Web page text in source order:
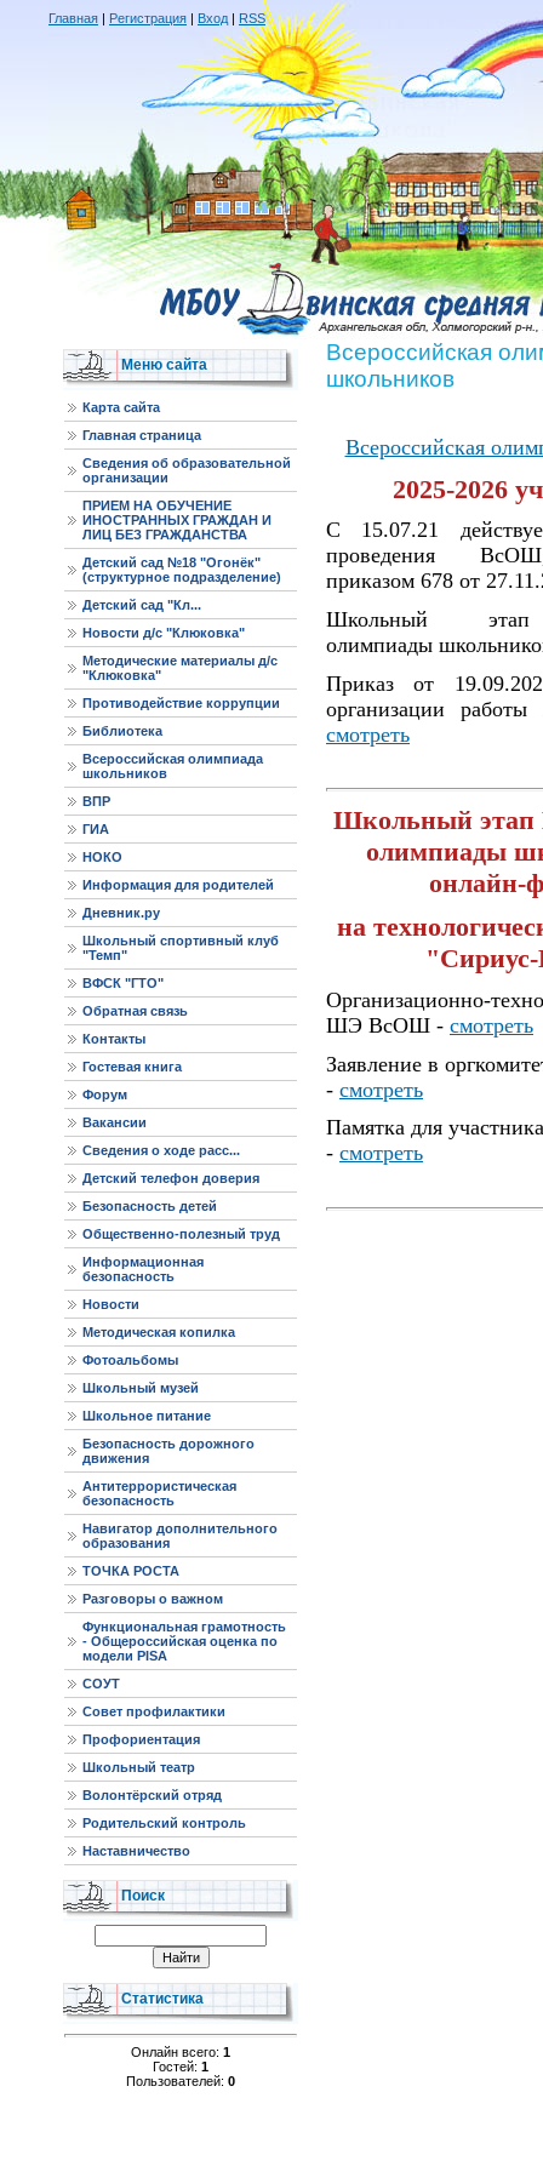
Главная | Регистрация | Вход | RSS
Меню сайта
Карта сайта
Главная страница
Сведения об образовательной
организации
ПРИЕМ НА ОБУЧЕНИЕ
ИНОСТРАННЫХ ГРАЖДАН И
ЛИЦ БЕЗ ГРАЖДАНСТВА
Детский сад №18 "Огонёк"
(структурное подразделение)
Детский сад "Кл...
Новости д/с "Клюковка"
Методические материалы д/с
"Клюковка"
Противодействие коррупции
Библиотека
Всероссийская олимпиада
школьников
ВПР
ГИА
НОКО
Информация для родителей
Дневник.ру
Школьный спортивный клуб
"Темп"
ВФСК "ГТО"
Обратная связь
Контакты
Гостевая книга
Форум
Вакансии
Сведения о ходе расс...
Детский телефон доверия
Безопасность детей
Общественно-полезный труд
Информационная
безопасность
Новости
Методическая копилка
Фотоальбомы
Школьный музей
Школьное питание
Безопасность дорожного
движения
Антитеррористическая
безопасность
Навигатор дополнительного
образования
ТОЧКА РОСТА
Разговоры о важном
Функциональная грамотность
- Общероссийская оценка по
модели PISA
СОУТ
Совет профилактики
Профориентация
Школьный театр
Волонтёрский отряд
Родительский контроль
Наставничество
Поиск
Статистика
Онлайн всего: 1
Гостей: 1
Пользователей: 0
Всероссийская
школьников
Всероссийская
2025-2026
С 15.07.21
проведения
приказом 678 от
Школьный этап
олимпиады
Приказ от
организации
смотреть
Школьный этап
олимпиады
онлайн-
на
Организационно-
ШЭ ВсОШ - смотреть
Заявление в
- смотреть
Памятка для
- смотреть